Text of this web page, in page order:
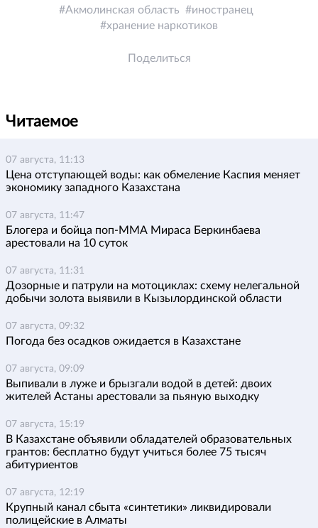
Акмолинская область
иностранец
хранение наркотиков
Поделиться
Читаемое
07 августа, 11:13
Цена отступающей воды: как обмеление Каспия меняет
экономику западного Казахстана
07 августа, 11:47
Блогера и бойца поп-ММА Мираса Беркинбаева
арестовали на 10 суток
07 августа, 11:31
Дозорные и патрули на мотоциклах: схему нелегальной
добычи золота выявили в Кызылординской области
07 августа, 09:32
Погода без осадков ожидается в Казахстане
07 августа, 09:09
Выпивали в луже и брызгали водой в детей: двоих
жителей Астаны арестовали за пьяную выходку
07 августа, 15:19
В Казахстане объявили обладателей образовательных
грантов: бесплатно будут учиться более 75 тысяч
абитуриентов
07 августа, 12:19
Крупный канал сбыта «синтетики» ликвидировали
полицейские в Алматы